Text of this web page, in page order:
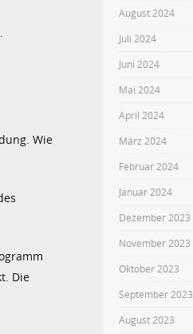
Wie
Die
August 2024
Juli 2024
Juni 2024
Mai 2024
April 2024
März 2024
Februar 2024
Januar 2024
Dezember 2023
November 2023
Oktober 2023
September 2023
August 2023